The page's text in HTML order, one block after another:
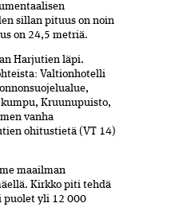
sillan pituus on noin
on 24,5 metriä.
Harjutien läpi.
Valtionhotelli
Kruunupuisto,
vanha
ohitustietä (VT 14)
maailman
Kirkko piti tehdä
puolet yli 12 000